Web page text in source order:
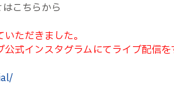
こちらから
ただきました。
式インスタグラムにてライブ配信